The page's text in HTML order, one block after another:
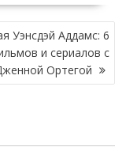
Уэнсдэй Аддамс: 6
и сериалов с
Ортегой